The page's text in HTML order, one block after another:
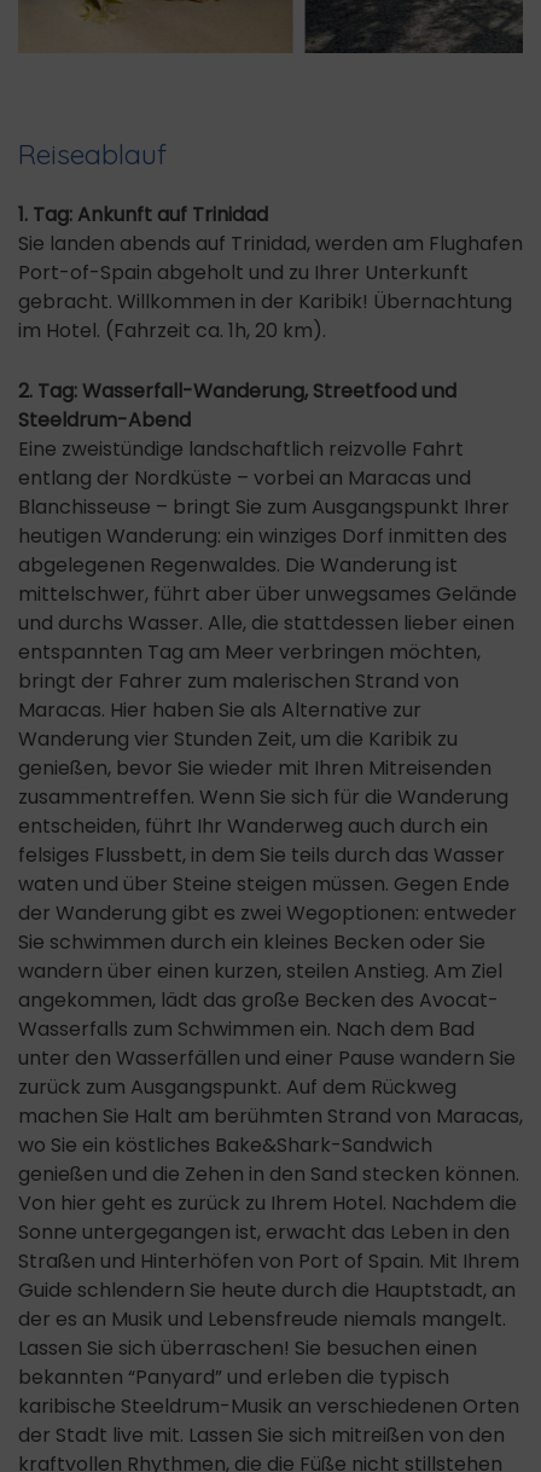
Reiseablauf
1. Tag: Ankunft auf Trinidad
Sie landen abends auf Trinidad, werden am Flughafen
Port-of-Spain abgeholt und zu Ihrer Unterkunft
gebracht. Willkommen in der Karibik! Übernachtung
im Hotel. (Fahrzeit ca. 1h, 20 km).
2. Tag: Wasserfall-Wanderung, Streetfood und
Steeldrum-Abend
Eine zweistündige landschaftlich reizvolle Fahrt
entlang der Nordküste – vorbei an Maracas und
Blanchisseuse – bringt Sie zum Ausgangspunkt Ihrer
heutigen Wanderung: ein winziges Dorf inmitten des
abgelegenen Regenwaldes. Die Wanderung ist
mittelschwer, führt aber über unwegsames Gelände
und durchs Wasser. Alle, die stattdessen lieber einen
entspannten Tag am Meer verbringen möchten,
bringt der Fahrer zum malerischen Strand von
Maracas. Hier haben Sie als Alternative zur
Wanderung vier Stunden Zeit, um die Karibik zu
genießen, bevor Sie wieder mit Ihren Mitreisenden
zusammentreffen. Wenn Sie sich für die Wanderung
entscheiden, führt Ihr Wanderweg auch durch ein
felsiges Flussbett, in dem Sie teils durch das Wasser
waten und über Steine steigen müssen. Gegen Ende
der Wanderung gibt es zwei Wegoptionen: entweder
Sie schwimmen durch ein kleines Becken oder Sie
wandern über einen kurzen, steilen Anstieg. Am Ziel
angekommen, lädt das große Becken des Avocat-
Wasserfalls zum Schwimmen ein. Nach dem Bad
unter den Wasserfällen und einer Pause wandern Sie
zurück zum Ausgangspunkt. Auf dem Rückweg
machen Sie Halt am berühmten Strand von Maracas,
wo Sie ein köstliches Bake&Shark-Sandwich
genießen und die Zehen in den Sand stecken können.
Von hier geht es zurück zu Ihrem Hotel. Nachdem die
Sonne untergegangen ist, erwacht das Leben in den
Straßen und Hinterhöfen von Port of Spain. Mit Ihrem
Guide schlendern Sie heute durch die Hauptstadt, an
der es an Musik und Lebensfreude niemals mangelt.
Lassen Sie sich überraschen! Sie besuchen einen
bekannten “Panyard” und erleben die typisch
karibische Steeldrum-Musik an verschiedenen Orten
der Stadt live mit. Lassen Sie sich mitreißen von den
kraftvollen Rhythmen, die die Füße nicht stillstehen